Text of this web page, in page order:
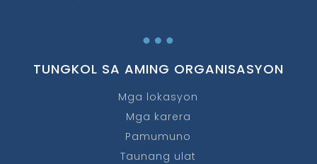
…
TUNGKOL SA AMING ORGANISASYON
Mga lokasyon
Mga karera
Pamumuno
Taunang ulat